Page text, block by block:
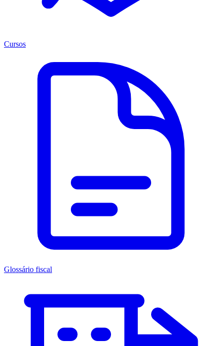
Cursos
Glossário fiscal